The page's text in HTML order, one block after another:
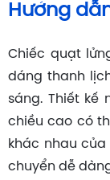
Hướng
Chiếc quạt
dáng thanh
sáng. Thiết kế
chiều cao có
khác nhau
chuyển dễ